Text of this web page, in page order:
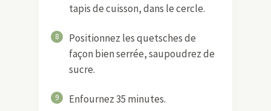
tapis de cuisson, dans le cercle.
8
Positionnez les quetsches de
façon bien serrée, saupoudrez de
sucre.
9 Enfournez 35 minutes.